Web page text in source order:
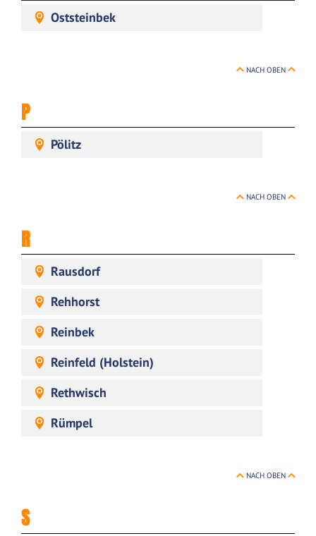
Oststeinbek
NACH OBEN
P
Pölitz
NACH OBEN
R
Rausdorf
Rehhorst
Reinbek
Reinfeld (Holstein)
Rethwisch
Rümpel
NACH OBEN
S